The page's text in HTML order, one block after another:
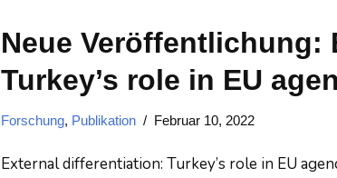
Neue
Turkey’s role in EU
Forschung, Publikation Februar 10, 2022
External differentiation: Turkey’s role in EU